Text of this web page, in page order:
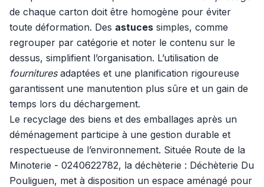
de chaque carton doit être homogène pour éviter
toute déformation. Des astuces simples, comme
regrouper par catégorie et noter le contenu sur le
dessus, simplifient l’organisation. L’utilisation de
fournituresadaptées et une planification rigoureuse
garantissent une manutention plus sûre et un gain de
temps lors du déchargement.
Le recyclage des biens et des emballages après un
déménagement participe à une gestion durable et
respectueuse de l’environnement. Située Route de la
Minoterie - 0240622782, la déchèterie : Déchèterie Du
Pouliguen, met à disposition un espace aménagé pour